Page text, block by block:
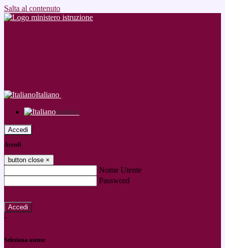
Salta al contenuto
Italiano
Italiano
Accedi
Accedi
button close ×
Nome Utente
Password
-
Seleziona utente